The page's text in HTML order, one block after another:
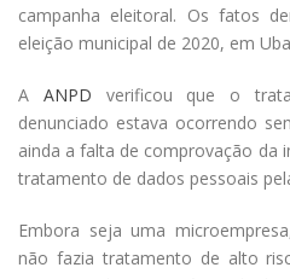
campanha eleitoral. Os fatos
eleição municipal de 2020, em
A ANPD verificou que o
denunciado estava ocorrendo
ainda a falta de comprovação da
tratamento de dados pessoais
Embora seja uma
não fazia tratamento de alto